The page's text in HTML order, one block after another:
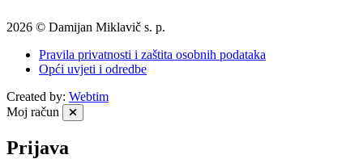
2026 © Damijan Miklavič s. p.
Pravila privatnosti i zaštita osobnih podataka
Opći uvjeti i odredbe
Created by: Webtim
Moj račun
Prijava